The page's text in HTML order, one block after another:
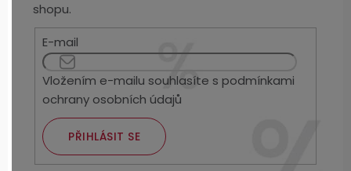
shopu.
E-mail
Vložením e-mailu souhlasíte spodmínkami
ochrany osobních údajů
PŘIHLÁSIT SE